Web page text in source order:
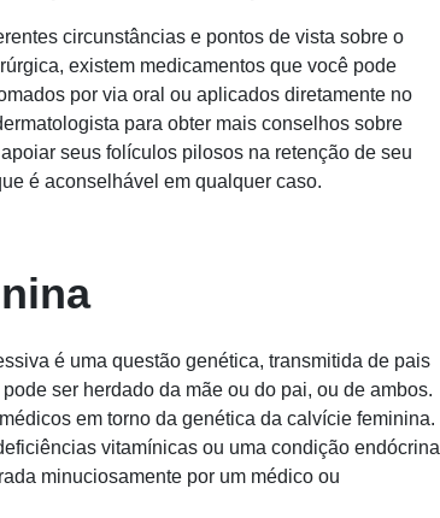
circunstâncias e pontos de vista sobre o
existem medicamentos que você pode
por via oral ou aplicados diretamente no
para obter mais conselhos sobre
seus folículos pilosos na retenção de seu
é aconselhável em qualquer caso.
é uma questão genética, transmitida de pais
ser herdado da mãe ou do pai, ou de ambos.
em torno da genética da calvície feminina.
vitamínicas ou uma condição endócrina
minuciosamente por um médico ou